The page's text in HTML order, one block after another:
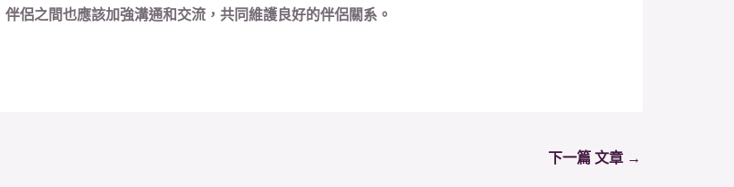
侶之間也應該加強溝通和交流，共同維護良好的伴侶關系。
下一篇 文章 →